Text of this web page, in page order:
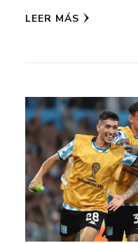
LEER MÁS